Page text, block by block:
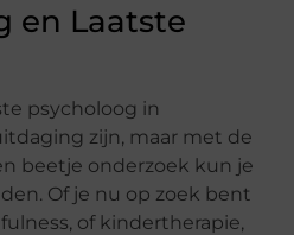
en Laatste
psycholoog in
zijn, maar met de
beetje onderzoek kun je
Of je nu op zoek bent
of kindertherapie,